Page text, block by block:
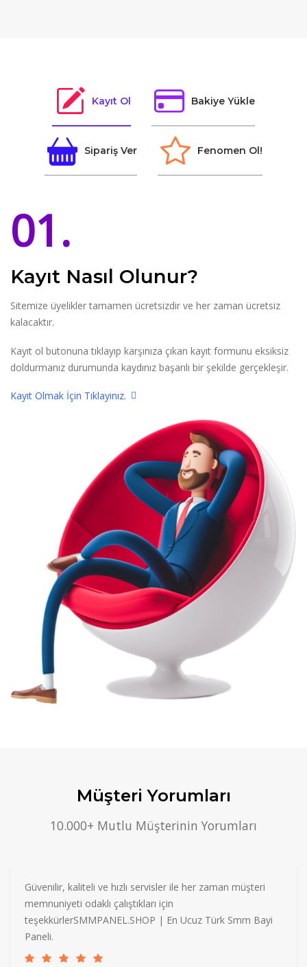
Kayıt Ol Bakiye Yükle
Sipariş Ver Fenomen Ol!
01.
Kayıt Nasıl Olunur?
Sitemize üyelikler tamamen ücretsizdir ve her zaman ücretsiz
kalacaktır.
Kayıt ol butonuna tıklayıp karşınıza çıkan kayıt formunu eksiksiz
doldurmanız durumunda kaydınız başarılı bir şekilde gerçekleşir.
Kayıt Olmak İçin Tıklayınız.
Müşteri Yorumları
10.000+ Mutlu Müşterinin Yorumları
Güvenilir, kaliteli ve hızlı servisler ile her zaman müşteri
memnuniyeti odaklı çalıştıkları için
teşekkürlerSMMPANEL.SHOP | En Ucuz Türk Smm Bayi
Paneli.